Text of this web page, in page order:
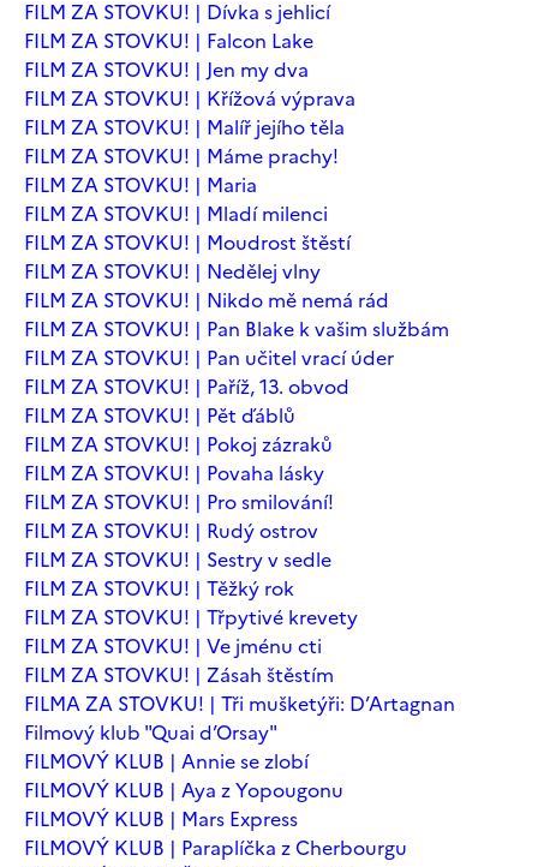
FILM ZA STOVKU! | Dívka s jehlicí
FILM ZA STOVKU! | Falcon Lake
FILM ZA STOVKU! | Jen my dva
FILM ZA STOVKU! | Křížová výprava
FILM ZA STOVKU! | Malíř jejího těla
FILM ZA STOVKU! | Máme prachy!
FILM ZA STOVKU! | Maria
FILM ZA STOVKU! | Mladí milenci
FILM ZA STOVKU! | Moudrost štěstí
FILM ZA STOVKU! | Nedělej vlny
FILM ZA STOVKU! | Nikdo mě nemá rád
FILM ZA STOVKU! | Pan Blake k vašim službám
FILM ZA STOVKU! | Pan učitel vrací úder
FILM ZA STOVKU! | Paříž, 13. obvod
FILM ZA STOVKU! | Pět ďáblů
FILM ZA STOVKU! | Pokoj zázraků
FILM ZA STOVKU! | Povaha lásky
FILM ZA STOVKU! | Pro smilování!
FILM ZA STOVKU! | Rudý ostrov
FILM ZA STOVKU! | Sestry v sedle
FILM ZA STOVKU! | Těžký rok
FILM ZA STOVKU! | Třpytivé krevety
FILM ZA STOVKU! | Ve jménu cti
FILM ZA STOVKU! | Zásah štěstím
FILMA ZA STOVKU! | Tři mušketýři: D’Artagnan
Filmový klub "Quai d’Orsay"
FILMOVÝ KLUB | Annie se zlobí
FILMOVÝ KLUB | Aya z Yopougonu
FILMOVÝ KLUB | Mars Express
FILMOVÝ KLUB | Paraplíčka z Cherbourgu